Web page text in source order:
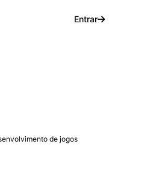
Entrar
de jogos